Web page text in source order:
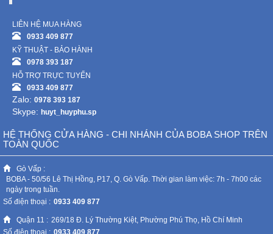
LIÊN HỆ MUA HÀNG
0933 409 877
KỸ THUẬT - BẢO HÀNH
0978 393 187
HỖ TRỢ TRỰC TUYẾN
0933 409 877
Zalo: 0978 393 187
Skype: huyt_huyphu.sp
HỆ THỐNG CỬA HÀNG - CHI NHÁNH CỦA BOBA SHOP TRÊN
TOÀN QUỐC
Gò Vấp :
BOBA - 50/56 Lê Thị Hồng, P17, Q. Gò Vấp. Thời gian làm việc: 7h - 7h00 các
ngày trong tuần.
Số điện thoại : 0933 409 877
Quận 11 : 269/18 Đ. Lý Thường Kiệt, Phường Phú Thọ, Hồ Chí Minh